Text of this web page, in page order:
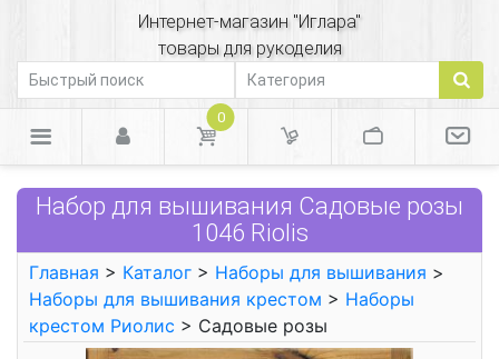
Интернет-магазин "Иглара"
товары для рукоделия
0
Набор для вышивания Садовые розы
1046 Riolis
Главная > Каталог > Наборы для вышивания >
Наборы для вышивания крестом > Наборы
крестом Риолис > Садовые розы